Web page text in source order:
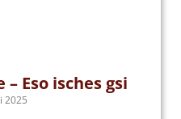
Eso isches gsi
2025